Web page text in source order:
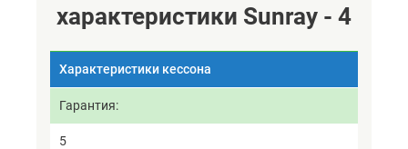
характеристики Sunray - 4
Характеристики кессона
Гарантия
5